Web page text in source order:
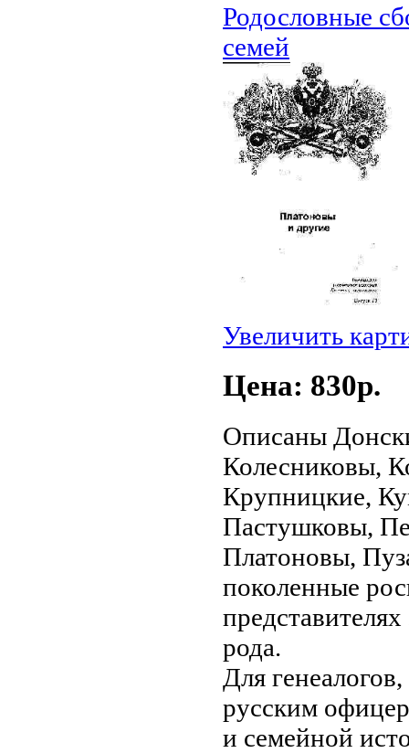
Родословные
семей
Увеличить
Цена: 830p.
Описаны
Колесниковы,
Крупницкие,
Пастушковы,
Платоновы,
поколенные
рода.
Для
русским
и семейной